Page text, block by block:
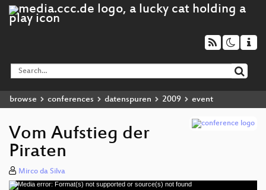
browse conferences datenspuren 2009 event
Vom Aufstieg der
Piraten
Mirco da Silva
Media error: Format(s) not supported or source(s) not found